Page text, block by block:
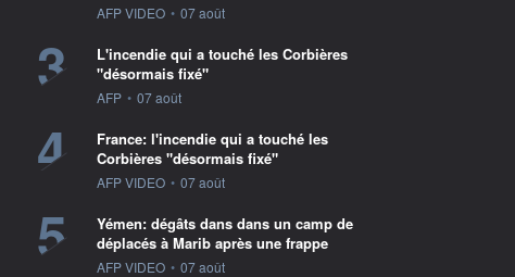
information fournie par
AFP VIDEO • 07 août
3
L'incendie qui a touché les Corbières
"désormais fixé"
information fournie par
AFP • 07 août
4
France: l'incendie qui a touché les
Corbières "désormais fixé"
information fournie par
AFP VIDEO • 07 août
5
Yémen: dégâts dans dans un camp de
déplacés à Marib après une frappe
information fournie par
AFP VIDEO • 07 août